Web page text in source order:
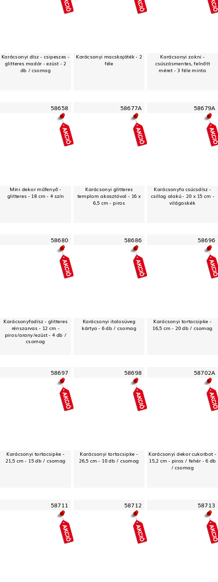
Karácsonyi dísz - csipeszes -
glitteres madár - ezüst - 2
db / csomag
Karácsonyi macskajáték - 2
féle
Karácsonyi zokni -
csúszásmentes, felnőtt
méret - 3 féle minta
58658
Mini dekor műfenyő -
glitteres - 18 cm - 4 szín
58677A
Karácsonyi glitteres
templom akasztóval - 16 x
6,5 cm - piros
58679A
Karácsonyfa csúcsdísz -
csillag alakú - 20 x 15 cm -
világoskék
58680
Karácsonyfadísz - glitteres
rénszarvas - 12 cm -
piros/arany/ezüst - 4 db /
csomag
58686
Karácsonyi italosüveg
kártya - 6 db / csomag
58696
Karácsonyi tortacsipke -
16,5 cm - 20 db / csomag
58697
Karácsonyi tortacsipke -
21,5 cm - 15 db / csomag
58698
Karácsonyi tortacsipke -
26,5 cm - 10 db / csomag
58702A
Karácsonyi dekor cukorbot -
15,2 cm - piros / fehér - 6 db
/ csomag
58711 58712 58713